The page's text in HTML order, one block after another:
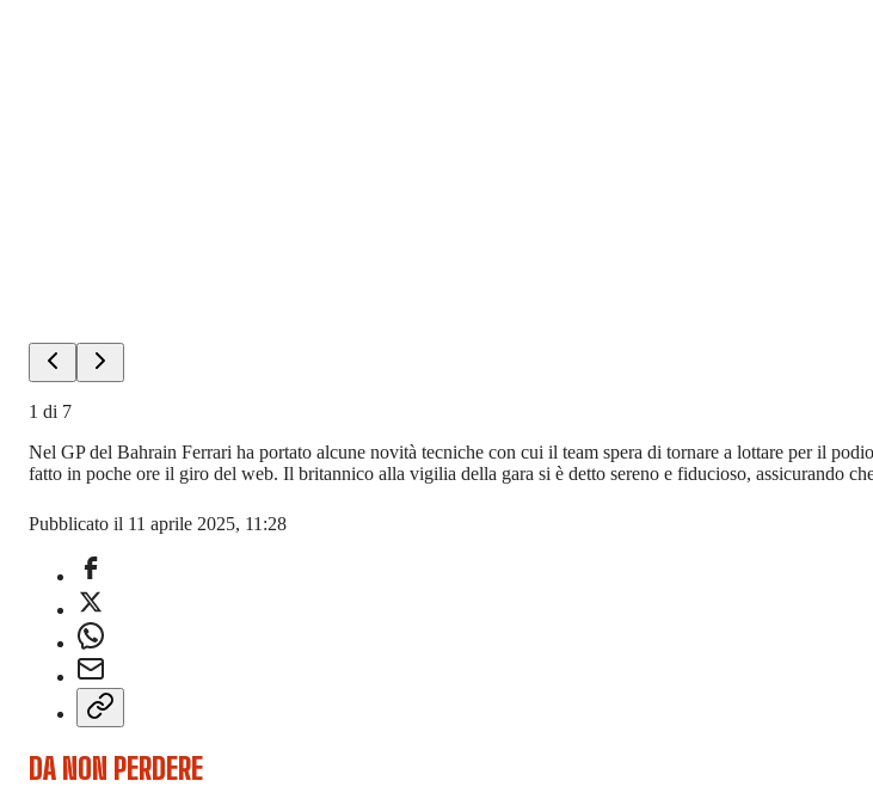
1 di 7
Nel GP del Bahrain Ferrari ha portato alcune novità tecniche con cui il team spera di tornare a lottare per il
fatto in poche ore il giro del web. Il britannico alla vigilia della gara si è detto sereno e fiducioso, assicurando
Pubblicato il 11 aprile 2025, 11:28
DA NON PERDERE